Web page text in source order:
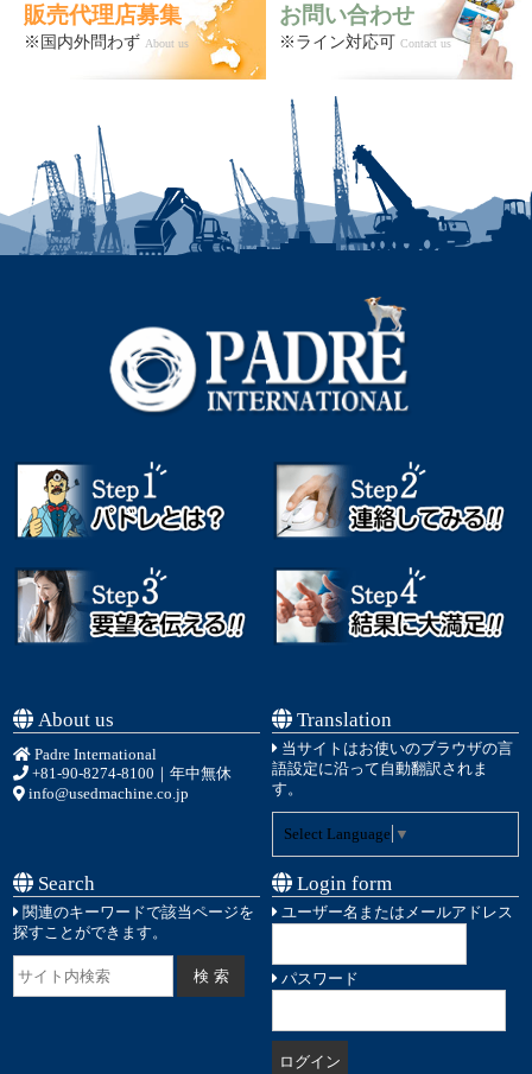
販売代理店募集
※国内外問わず About us
お問い合わせ
※ライン対応可 Contact us
About us
Padre International
+81-90-8274-8100 ｜年中無休
info@usedmachine.co.jp
Translation
当サイトはお使いのブラウザの言
語設定に沿って自動翻訳されま
す。
Select Language ▼
Search
関連のキーワードで該当ページを
探すことができます。
Login form
ユーザー名またはメールアドレス
パスワード